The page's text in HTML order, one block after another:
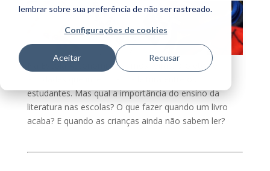
lembrar sobre sua preferência de não ser rastreado.
Configurações de cookies
Aceitar Recusar
Na Escola Autonomia, criamos feiras, projetos e
estudantes. Mas qual a importância do ensino da
literatura nas escolas? O que fazer quando um livro
acaba? E quando as crianças ainda não sabem ler?